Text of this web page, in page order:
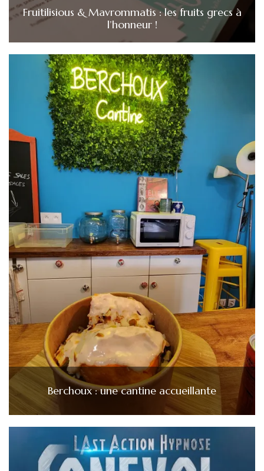
Fruitilisious & Mavrommatis : les fruits grecs à
l’honneur !
Berchoux : une cantine accueillante